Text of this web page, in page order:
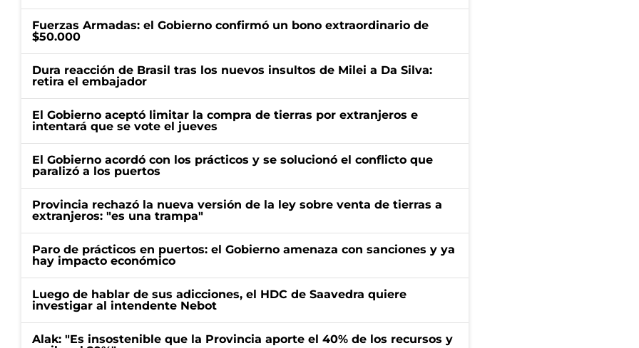
Fuerzas Armadas: el Gobierno confirmó un bono extraordinario de
$50.000
Dura reacción de Brasil tras los nuevos insultos de Milei a Da Silva:
retira el embajador
El Gobierno aceptó limitar la compra de tierras por extranjeros e
intentará que se vote el jueves
El Gobierno acordó con los prácticos y se solucionó el conflicto que
paralizó a los puertos
Provincia rechazó la nueva versión de la ley sobre venta de tierras a
extranjeros: "es una trampa"
Paro de prácticos en puertos: el Gobierno amenaza con sanciones y ya
hay impacto económico
Luego de hablar de sus adicciones, el HDC de Saavedra quiere
investigar al intendente Nebot
Alak: "Es insostenible que la Provincia aporte el 40% de los recursos y